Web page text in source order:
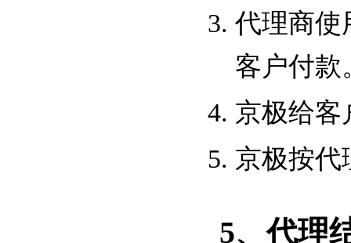
代理商使
客户付款
京极给客
京极按代
5、代理